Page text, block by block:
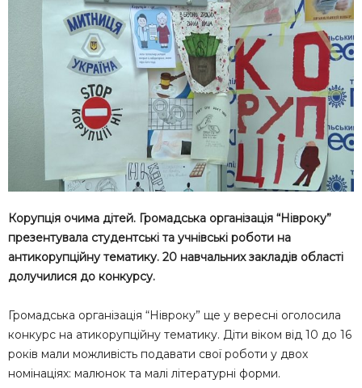
Корупція очима дітей. Громадська організація “Нівроку”
презентувала студентські та учнівські роботи на
антикорупційну тематику. 20 навчальних закладів області
долучилися до конкурсу.
Громадська організація “Нівроку” ще у вересні оголосила
конкурс на атикорупційну тематику. Діти віком від 10 до 16
років мали можливість подавати свої роботи у двох
номінаціях: малюнок та малі літературні форми.